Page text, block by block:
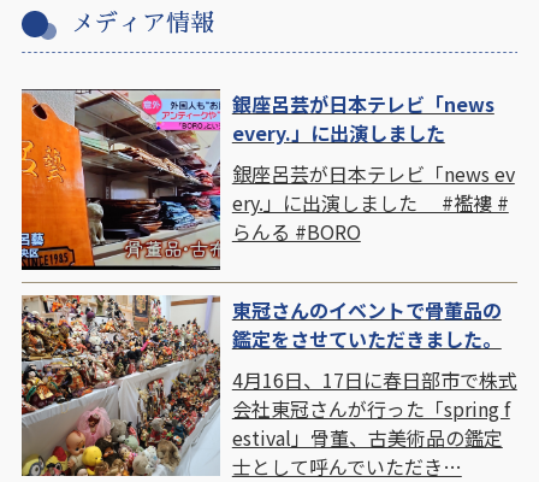
メディア情報
銀座呂芸が日本テレビ「news
every.」に出演しました
銀座呂芸が日本テレビ「news ev
ery.」に出演しました #襤褸 #
らんる #BORO
東冠さんのイベントで骨董品の
鑑定をさせていただきました。
4月16日、17日に春日部市で株式
会社東冠さんが行った「spring f
estival」骨董、古美術品の鑑定
士として呼んでいただき…